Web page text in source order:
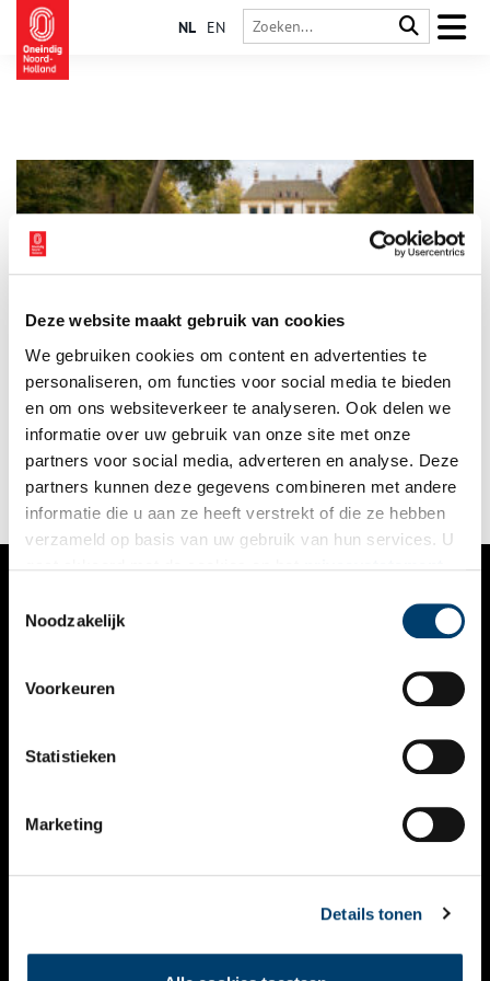
Deze website maakt gebruik van cookies
We gebruiken cookies om content en advertenties te
personaliseren, om functies voor social media te bieden
en om ons websiteverkeer te analyseren. Ook delen we
informatie over uw gebruik van onze site met onze
partners voor social media, adverteren en analyse. Deze
partners kunnen deze gegevens combineren met andere
informatie die u aan ze heeft verstrekt of die ze hebben
verzameld op basis van uw gebruik van hun services. U
Noodzakelijk
Voorkeuren
Statistieken
Marketing
Details tonen
NL EN
Heiloo kent een rijk verleden, dat gekoesterd wordt door
Historische Vereniging Heiloo, die in oktober het vijftig jarig
bestaan vierde. Het is één van de grootste historische
verenigingen van Noord-Holland.
VERHALEN
KALENDER
THEMA’S
VIDEO’S
CONTACT